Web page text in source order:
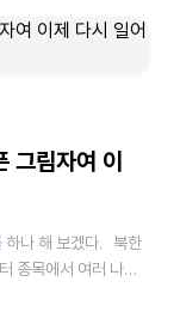
림자여 이
하나 해 보겠다. 북한
종목에서 여러 나라